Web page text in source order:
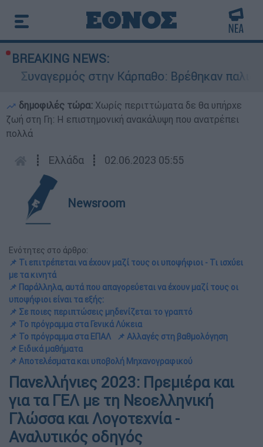
BREAKING NEWS:
στην Κάρπαθο: Βρέθηκαν παλιά
δημοφιλές τώρα: Χωρίς περιττώματα δε θα υπήρχε
ζωή στη Γη: Η επιστημονική ανακάλυψη που ανατρέπει
πολλά
┋ Ελλάδα ┋ 02.06.2023 05:55
Newsroom
Ενότητες στο άρθρο:
📌 Τι επιτρέπεται να έχουν μαζί τους οι υποψήφιοι - Τι ισχύει
με τα κινητά
📌 Παράλληλα, αυτά που απαγορεύεται να έχουν μαζί τους οι
υποψήφιοι είναι τα εξής:
📌 Σε ποιες περιπτώσεις μηδενίζεται το γραπτό
📌 Το πρόγραμμα στα Γενικά Λύκεια
📌 Το πρόγραμμα στα ΕΠΑΛ
📌 Αλλαγές στη βαθμολόγηση
📌 Ειδικά μαθήματα
📌 Αποτελέσματα και υποβολή Μηχανογραφικού
Πανελλήνιες 2023: Πρεμιέρα και
για τα ΓΕΛ με τη Νεοελληνική
Γλώσσα και Λογοτεχνία -
Αναλυτικός οδηγός